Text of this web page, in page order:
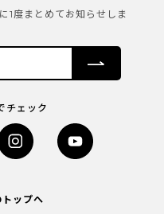
1度まとめてお知らせしま
チェック
ップへ